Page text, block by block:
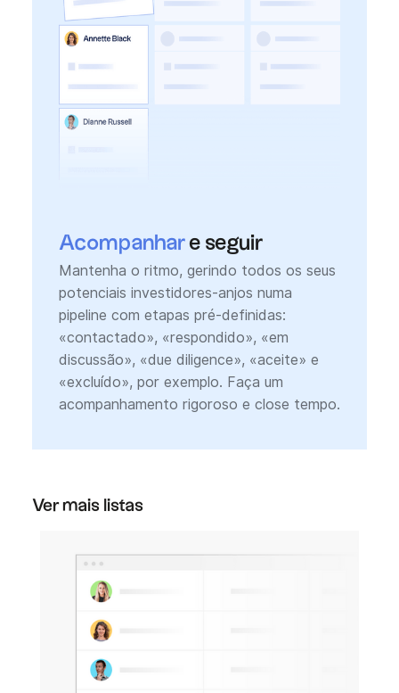
Acompanhare seguir
Mantenha o ritmo, gerindo todos os seus
potenciais investidores-anjos numa
pipeline com etapas pré-definidas:
«contactado», «respondido», «em
discussão», «due diligence», «aceite» e
«excluído», por exemplo. Faça um
acompanhamento rigoroso e close tempo.
Ver mais listas